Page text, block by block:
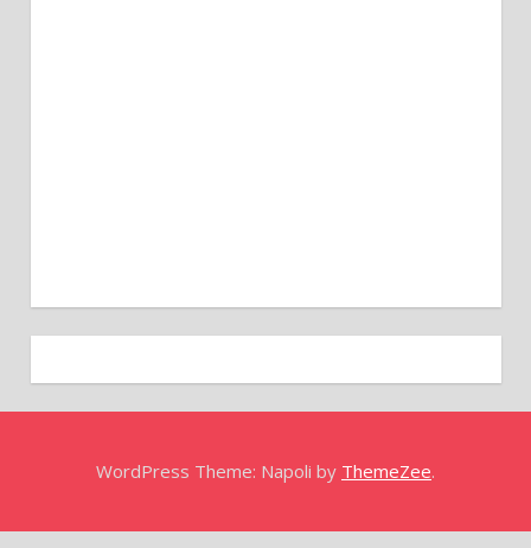
WordPress Theme: Napoli by ThemeZee.